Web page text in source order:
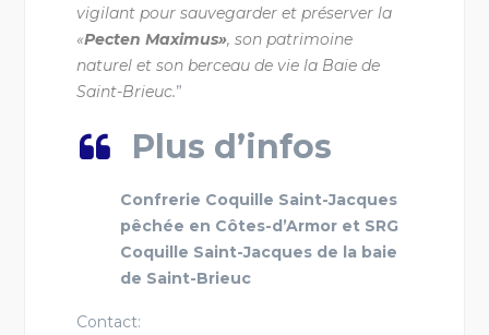
vigilant pour sauvegarder et préserver la
«Pecten Maximus», son patrimoine
naturel et son berceau de vie la Baie de
Saint-Brieuc.”
Plus d’infos
Confrerie Coquille Saint-Jacques
pêchée en Côtes-d’Armor et SRG
Coquille Saint-Jacques de la baie
de Saint-Brieuc
Contact: